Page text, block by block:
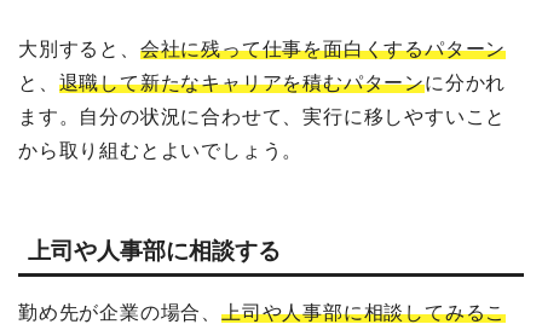
大別すると、 会社に残って仕事を面白くするパターン
と、 退職して新たなキャリアを積むパターンに分かれ
ます。自分の状況に合わせて、実行に移しやすいこと
から取り組むとよいでしょう。
上司や人事部に相談する
勤め先が企業の場合、 上司や人事部に相談してみるこ